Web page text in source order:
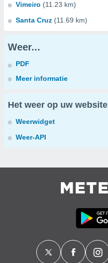
Vimeiro (11.23 km)
Santa Cruz (11.69 km)
Weer...
PDF
Meer informatie
Het weer op uw website
Weerwidget
Weer-API